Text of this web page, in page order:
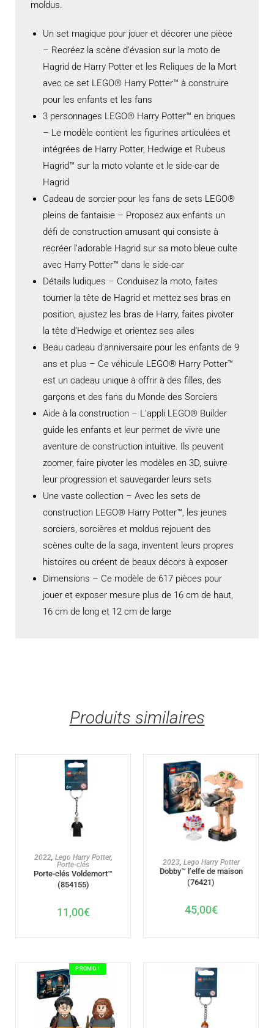
moldus.
Un set magique pour jouer et décorer une pièce
– Recréez la scène d’évasion sur la moto de
Hagrid de Harry Potter et les Reliques de la Mort
avec ce set LEGO® Harry Potter™ à construire
pour les enfants et les fans
3 personnages LEGO® Harry Potter™ en briques
– Le modèle contient les figurines articulées et
intégrées de Harry Potter, Hedwige et Rubeus
Hagrid™ sur la moto volante et le side-car de
Hagrid
Cadeau de sorcier pour les fans de sets LEGO®
pleins de fantaisie – Proposez aux enfants un
défi de construction amusant qui consiste à
recréer l’adorable Hagrid sur sa moto bleue culte
avec Harry Potter™ dans le side-car
Détails ludiques – Conduisez la moto, faites
tourner la tête de Hagrid et mettez ses bras en
position, ajustez les bras de Harry, faites pivoter
la tête d’Hedwige et orientez ses ailes
Beau cadeau d’anniversaire pour les enfants de 9
ans et plus – Ce véhicule LEGO® Harry Potter™
est un cadeau unique à offrir à des filles, des
garçons et des fans du Monde des Sorciers
Aide à la construction – L’appli LEGO® Builder
guide les enfants et leur permet de vivre une
aventure de construction intuitive. Ils peuvent
zoomer, faire pivoter les modèles en 3D, suivre
leur progression et sauvegarder leurs sets
Une vaste collection – Avec les sets de
construction LEGO® Harry Potter™, les jeunes
sorciers, sorcières et moldus rejouent des
scènes culte de la saga, inventent leurs propres
histoires ou créent de beaux décors à exposer
Dimensions – Ce modèle de 617 pièces pour
jouer et exposer mesure plus de 16 cm de haut,
16 cm de long et 12 cm de large
Produits similaires
AJOUTER AU PANIER
2022, Lego Harry Potter,
Porte-clés
Porte-clés Voldemort™
(854155)
11,00€
AJOUTER AU PANIER
2023, Lego Harry Potter
Dobby™ l’elfe de maison
(76421)
45,00€
PROMO !